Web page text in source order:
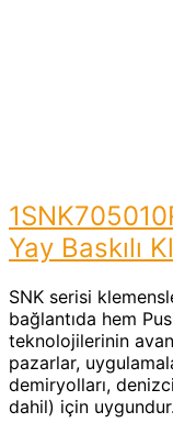
Yay Baskılı
SNK serisi
bağlantıda hem
teknolojilerinin
pazarlar,
demiryolları,
dahil) için uygundur.